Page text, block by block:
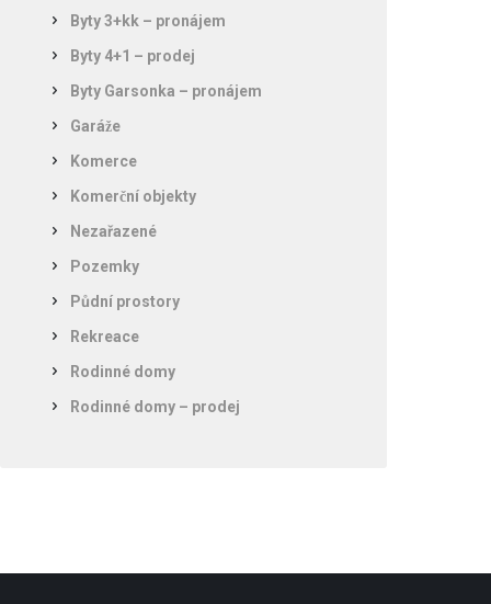
Byty 3+kk – pronájem
Byty 4+1 – prodej
Byty Garsonka – pronájem
Garáže
Komerce
Komerční objekty
Nezařazené
Pozemky
Půdní prostory
Rekreace
Rodinné domy
Rodinné domy – prodej